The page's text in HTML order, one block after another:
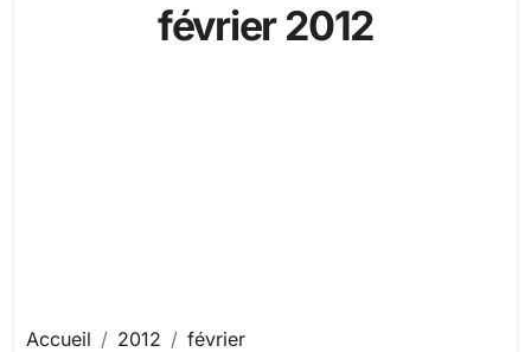
février 2012
Accueil 2012 février